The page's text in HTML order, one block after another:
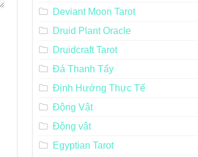
Deviant Moon Tarot
Druid Plant Oracle
Druidcraft Tarot
Đá Thanh Tẩy
Định Hướng Thực Tế
Động Vật
Động vật
Egyptian Tarot